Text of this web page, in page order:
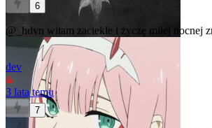
6
@_hdvn witam zaciekle i życzę miłej nocnej
dev
3 lata temu
7